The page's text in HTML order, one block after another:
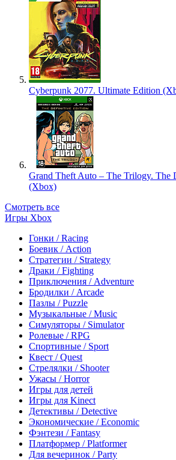
Cyberpunk 2077. Ultimate Edition
Grand Theft Auto – The Trilogy. The
(Xbox)
Смотреть все
Игры Xbox
Гонки / Racing
Боевик / Action
Стратегии / Strategy
Драки / Fighting
Приключения / Adventure
Бродилки / Arcade
Пазлы / Puzzle
Музыкальные / Music
Симуляторы / Simulator
Ролевые / RPG
Спортивные / Sport
Квест / Quest
Стрелялки / Shooter
Ужасы / Horror
Игры для детей
Игры для Kinect
Детективы / Detective
Экономические / Economic
Фэнтези / Fantasy
Платформер / Platformer
Для вечеринок / Party